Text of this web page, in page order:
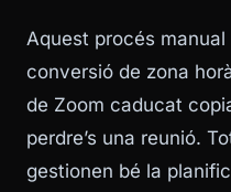
Aquest procés
conversió de zona
de Zoom caducat
perdre’s una reunió.
gestionen bé la